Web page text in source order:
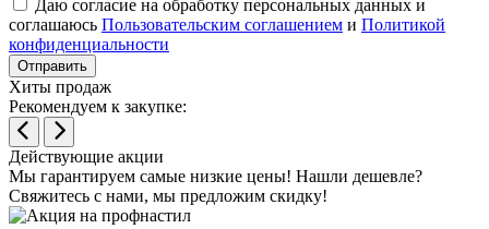
Даю согласие на обработку персональных данных и
соглашаюсь Пользовательским соглашением и Политикой
конфиденциальности
Отправить
Хиты продаж
Рекомендуем к закупке:
Действующие акции
Мы гарантируем самые низкие цены! Нашли дешевле?
Свяжитесь с нами, мы предложим скидку!